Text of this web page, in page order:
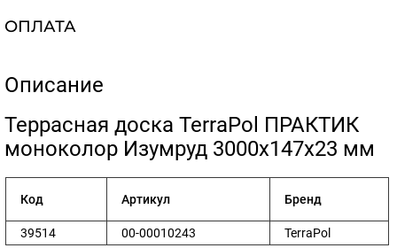
ОПЛАТА
Описание
​Террасная доска TerraPol ПРАКТИК
моноколор Изумруд 3000х147х23 мм
Код Артикул Бренд
39514 00-00010243 TerraPol